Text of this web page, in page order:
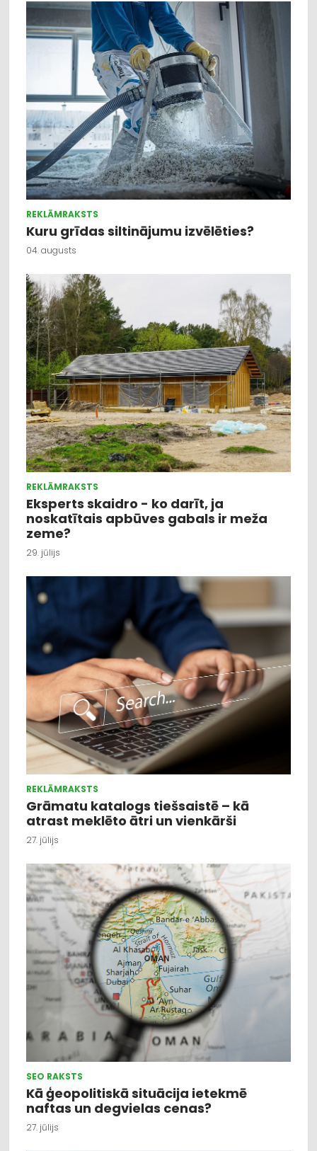
REKLĀMRAKSTS
Kuru grīdas siltinājumu izvēlēties?
04. augusts
REKLĀMRAKSTS
Eksperts skaidro - ko darīt, ja
noskatītais apbūves gabals ir meža
zeme?
29. jūlijs
REKLĀMRAKSTS
Grāmatu katalogs tiešsaistē – kā
atrast meklēto ātri un vienkārši
27. jūlijs
SEO RAKSTS
Kā ģeopolitiskā situācija ietekmē
naftas un degvielas cenas?
27. jūlijs